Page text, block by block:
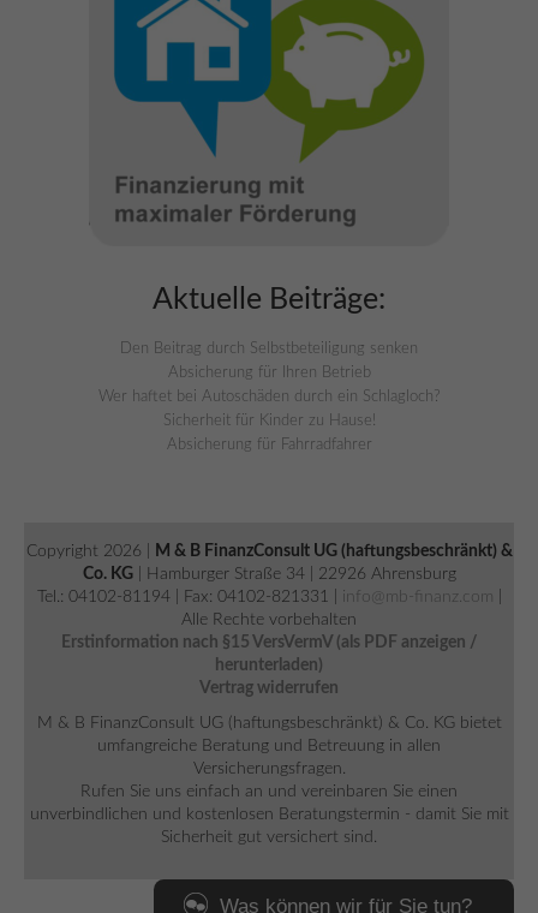
Aktuelle Beiträge:
Den Beitrag durch Selbstbeteiligung senken
Absicherung für Ihren Betrieb
Wer haftet bei Autoschäden durch ein Schlagloch?
Sicherheit für Kinder zu Hause!
Absicherung für Fahrradfahrer
Copyright 2026 |
M & B FinanzConsult UG (haftungsbeschränkt) &
Co. KG| Hamburger Straße 34 | 22926 Ahrensburg
Tel.: 04102-81194 | Fax: 04102-821331 |
info@mb-finanz.com
Alle Rechte vorbehalten
Erstinformation nach §15 VersVermV (als PDF anzeigen /
herunterladen)
Vertrag widerrufen
M & B FinanzConsult UG (haftungsbeschränkt) & Co. KG bietet
umfangreiche Beratung und Betreuung in allen
Versicherungsfragen.
Rufen Sie uns einfach an und vereinbaren Sie einen
unverbindlichen und kostenlosen Beratungstermin - damit Sie mit
Sicherheit gut versichert sind.
Was können wir für Sie tun?